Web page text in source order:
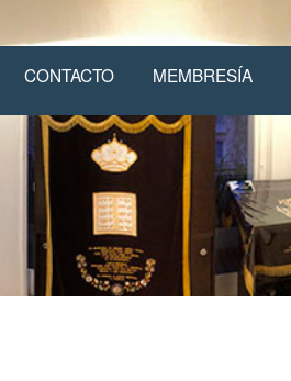
CONTACTO MEMBRESÍA